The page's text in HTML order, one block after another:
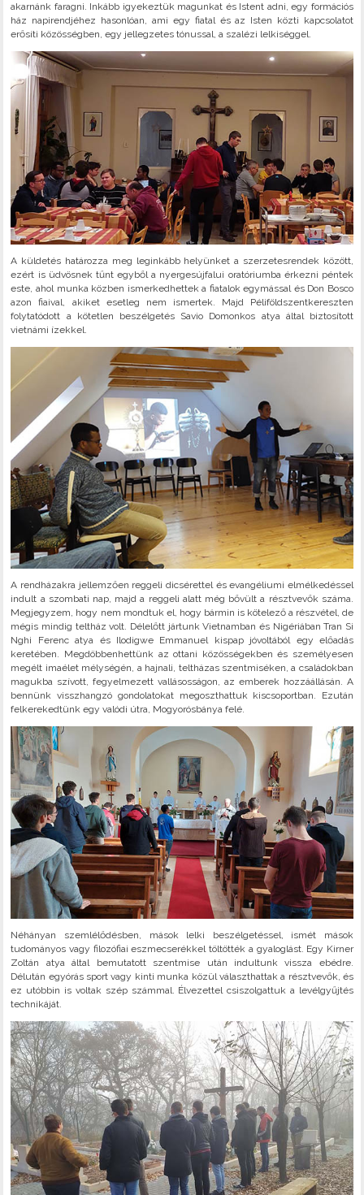
akarnánk faragni. Inkább igyekeztük magunkat és Istent adni, egy formációs
ház napirendjéhez hasonlóan, ami egy fiatal és az Isten közti kapcsolatot
erősíti közösségben, egy jellegzetes tónussal, a szalézi lelkiséggel.
A küldetés határozza meg leginkább helyünket a szerzetesrendek között,
ezért is üdvösnek tűnt egyből a nyergesújfalui oratóriumba érkezni péntek
este, ahol munka közben ismerkedhettek a fiatalok egymással és Don Bosco
azon fiaival, akiket esetleg nem ismertek. Majd Péliföldszentkereszten
folytatódott a kötetlen beszélgetés Savio Domonkos atya által biztosított
vietnámi ízekkel.
A rendházakra jellemzően reggeli dicsérettel és evangéliumi elmélkedéssel
indult a szombati nap, majd a reggeli alatt még bővült a résztvevők száma.
Megjegyzem, hogy nem mondtuk el, hogy bármin is kötelező a részvétel, de
mégis mindig teltház volt. Délelőtt jártunk Vietnamban és Nigériában Tran Si
Nghi Ferenc atya és Ilodigwe Emmanuel kispap jóvoltából egy előadás
keretében. Megdöbbenhettünk az ottani közösségekben és személyesen
megélt imaélet mélységén, a hajnali, teltházas szentmiséken, a családokban
magukba szívott, fegyelmezett vallásosságon, az emberek hozzáállásán. A
bennünk visszhangzó gondolatokat megoszthattuk kiscsoportban. Ezután
felkerekedtünk egy valódi útra, Mogyorósbánya felé.
Néhányan szemlélődésben, mások lelki beszélgetéssel, ismét mások
tudományos vagy filozófiai eszmecserékkel töltötték a gyaloglást. Egy Kirner
Zoltán atya által bemutatott szentmise után indultunk vissza ebédre.
Délután egyórás sport vagy kinti munka közül választhattak a résztvevők, és
ez utóbbin is voltak szép számmal. Élvezettel csiszolgattuk a levélgyűjtés
technikáját.